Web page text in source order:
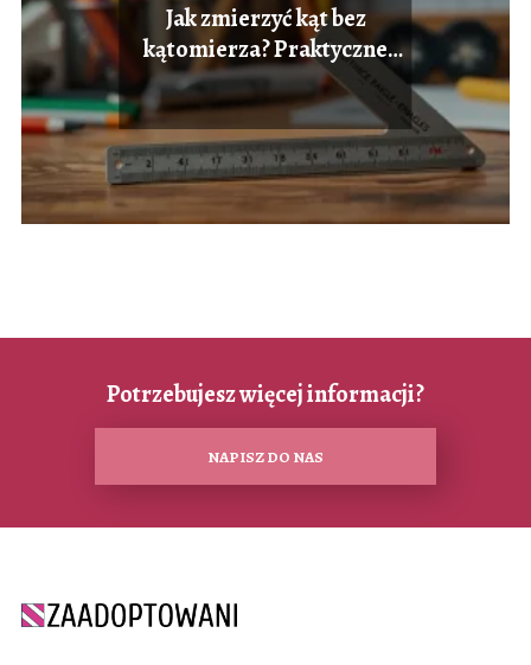
Jak zmierzyć kąt bez
kątomierza? Praktyczne
metody i wskazówki
Potrzebujesz więcej informacji?
NAPISZ DO NAS